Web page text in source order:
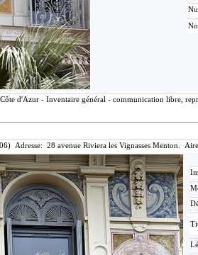
d'Azur - Inventaire général - communication libre,
Adresse: 28 avenue Riviera les Vignasses Menton.